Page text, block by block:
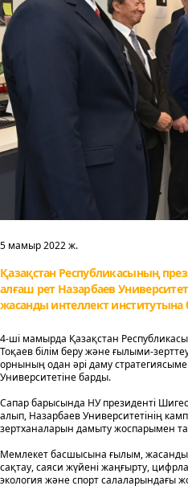
5 мамыр 2022 ж.
Қазақстан Республикасының
алғаш рет Назарбаев
жасанды интеллект институтына
4-ші мамырда Қазақстан
Тоқаев білім беру және ғылыми-
орнының одан әрі даму
Университетіне барды.
Сапар барысында НУ президенті
алып, Назарбаев Университетінің
зертханаларын дамыту жоспарымен
Мемлекет басшысына ғылым, жасанды
сақтау, саяси жүйені жаңғырту,
экология және спорт салаларындағы